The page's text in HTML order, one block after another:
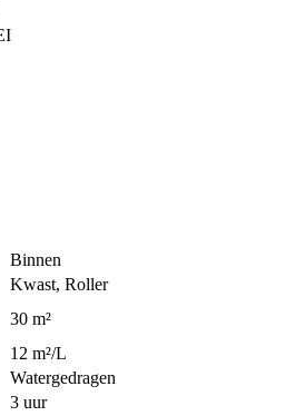
Binnen
Kwast, Roller
30 m²
12 m²/L
Watergedragen
3 uur